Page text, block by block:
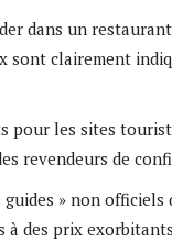
dans un
sont clairement
pour les sites
revendeurs de
guides » non
à des prix